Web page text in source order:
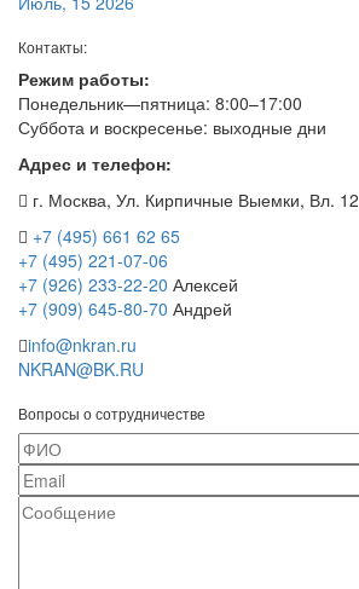
Контакты:
Режим работы:
Понедельник—пятница: 8:00–17:00
Суббота и воскресенье: выходные дни
Адрес и телефон:
г. Москва, Ул. Кирпичные Выемки, Вл. 12
+7 (495) 661 62 65
+7 (495) 221-07-06
+7 (926) 233-22-20 Алексей
+7 (909) 645-80-70 Андрей
info@nkran.ru
NKRAN@BK.RU
Вопросы о сотрудничестве